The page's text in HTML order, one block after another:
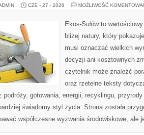
CZE - 27 - 2026 MOŻLIWOŚĆ
Ekos-Sułów to
bliżej natury, który
musi oznaczać wielkich
decyzji ani kosztownych
czytelnik może znaleźć
oraz rzetelne teksty
podróży, gotowania, energii, recyklingu,
świadomy styl życia. Strona została
współczesne wyzwania środowiskowe,